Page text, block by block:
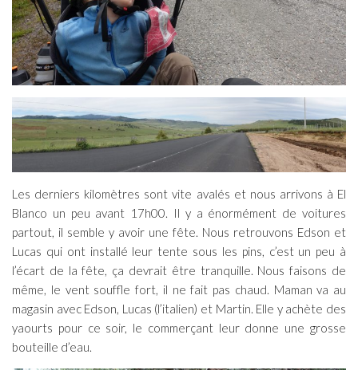
Les derniers kilomètres sont vite avalés et nous arrivons à El
Blanco un peu avant 17h00. Il y a énormément de voitures
partout, il semble y avoir une fête. Nous retrouvons Edson et
Lucas qui ont installé leur tente sous les pins, c’est un peu à
l’écart de la fête, ça devrait être tranquille. Nous faisons de
même, le vent souffle fort, il ne fait pas chaud. Maman va au
magasin avec Edson, Lucas (l’italien) et Martin. Elle y achète des
yaourts pour ce soir, le commerçant leur donne une grosse
bouteille d’eau.